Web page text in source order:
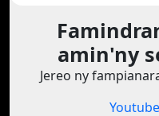
amin'ny
Jereo ny